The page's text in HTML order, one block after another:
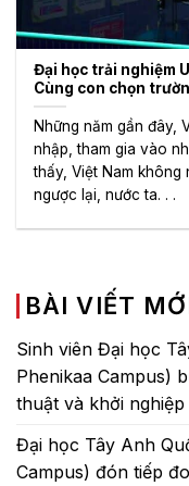
Đại học trải nghiệm
Cùng con chọn
Những năm gần đây,
nhập, tham gia vào
thấy, Việt Nam không
ngược lại, nước ta. . .
BÀI VIẾT
Sinh viên Đại học
Phenikaa Campus)
thuật và khởi nghiệp
Đại học Tây Anh
Campus) đón tiếp